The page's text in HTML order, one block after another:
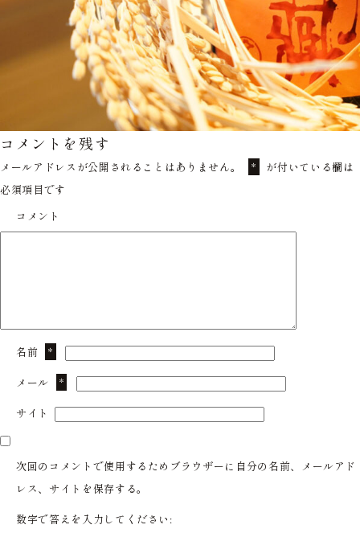
コメントを残す
メールアドレスが公開されることはありません。 *
が付いている欄は
必須項目です
コメント
名前 *
メール *
サイト
次回のコメントで使用するためブラウザーに自分の名前、メールアド
レス、サイトを保存する。
数字で答えを入力してください: